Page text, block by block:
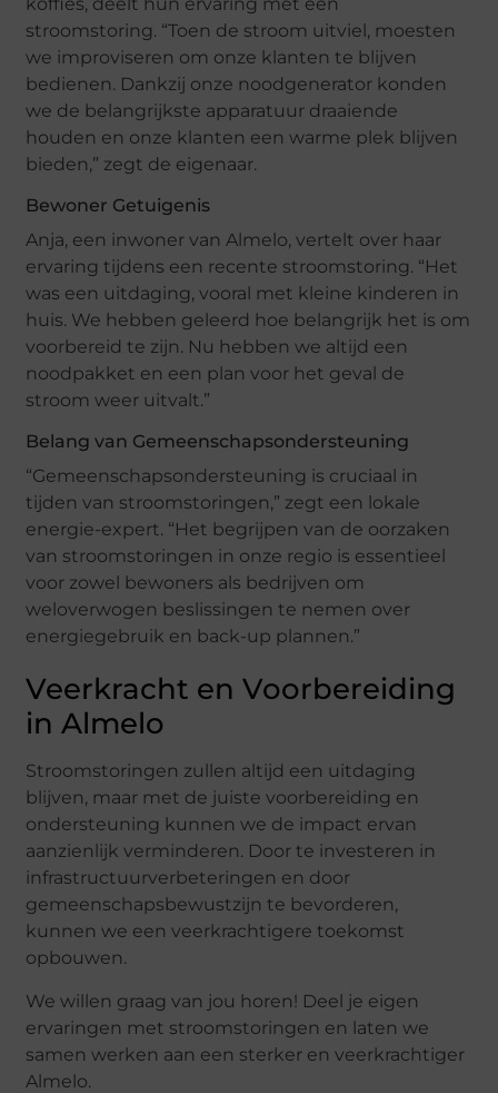
koffies, deelt hun ervaring met een
stroomstoring. “Toen de stroom uitviel, moesten
we improviseren om onze klanten te blijven
bedienen. Dankzij onze noodgenerator konden
we de belangrijkste apparatuur draaiende
houden en onze klanten een warme plek blijven
bieden,” zegt de eigenaar.
Bewoner Getuigenis
Anja, een inwoner van Almelo, vertelt over haar
ervaring tijdens een recente stroomstoring. “Het
was een uitdaging, vooral met kleine kinderen in
huis. We hebben geleerd hoe belangrijk het is om
voorbereid te zijn. Nu hebben we altijd een
noodpakket en een plan voor het geval de
stroom weer uitvalt.”
Belang van Gemeenschapsondersteuning
“Gemeenschapsondersteuning is cruciaal in
tijden van stroomstoringen,” zegt een lokale
energie-expert. “Het begrijpen van de oorzaken
van stroomstoringen in onze regio is essentieel
voor zowel bewoners als bedrijven om
weloverwogen beslissingen te nemen over
energiegebruik en back-up plannen.”
Veerkracht en Voorbereiding
in Almelo
Stroomstoringen zullen altijd een uitdaging
blijven, maar met de juiste voorbereiding en
ondersteuning kunnen we de impact ervan
aanzienlijk verminderen. Door te investeren in
infrastructuurverbeteringen en door
gemeenschapsbewustzijn te bevorderen,
kunnen we een veerkrachtigere toekomst
opbouwen.
We willen graag van jou horen! Deel je eigen
ervaringen met stroomstoringen en laten we
samen werken aan een sterker en veerkrachtiger
Almelo.